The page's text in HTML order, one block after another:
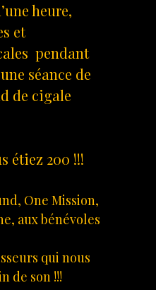
heure,
et
pendant
séance de
de cigale
étiez 200 !!!
One Mission,
aux bénévoles
qui nous
de son !!!